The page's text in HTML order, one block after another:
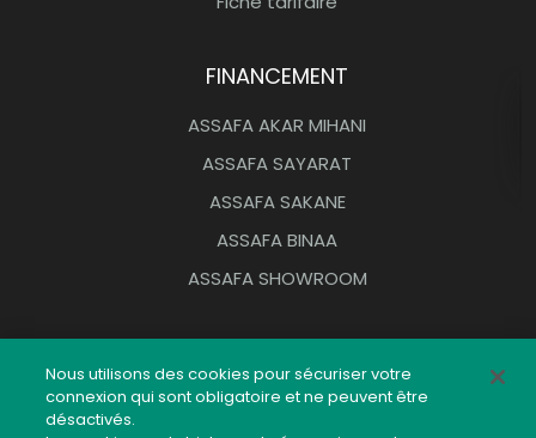
FINANCEMENT
ASSAFA AKAR MIHANI
ASSAFA SAYARAT
ASSAFA SAKANE
ASSAFA BINAA
ASSAFA SHOWROOM
Réseau d’agences
Nous utilisons des cookies pour sécuriser votre
connexion qui sont obligatoire et ne peuvent être
désactivés.